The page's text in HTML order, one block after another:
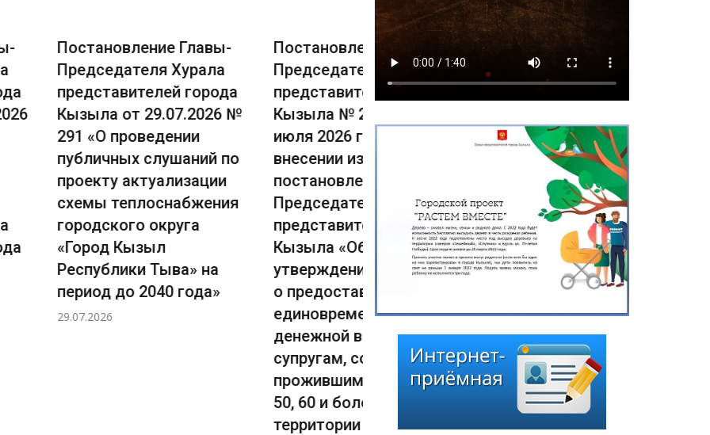
Главы-
Хурала
города
29.07.2026 №
слушаний по
актуализации
округа
Тыва» на
до 2040 года»
Постановление Главы-
Председателя Хурала
представителей города
Кызыла № 290 от 17
июля 2026 года О
внесении изменений в
постановление Главы-
Председателя Хурала
представителей города
Кызыла «Об
утверждении Положения
о предоставлении
единовременной
денежной выплаты
супругам, совместно
прожившим юбилейные
50, 60 и более лет на
территории города
Распоряжение Главы-
Председателя Хурала
представителей города
г. «О назначении даты
заседания внеочередной
представителей города
Кызыла шестого
созыва»
13.07.2026